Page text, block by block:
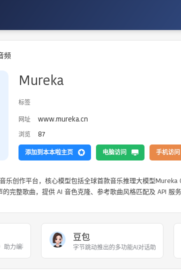
频
Mureka
标签
网址
www.mureka.cn
浏览 87
添加到本本啦主页 电脑访问 手机访问
乐创作平台，核心模型包括全球首款音乐推理大模型Mureka
完整歌曲，提供 AI 音色克隆、参考歌曲风格匹配及 API 服务
力编程代码开发、创意
豆包
字节跳动推出的多功能AI对话助手，内